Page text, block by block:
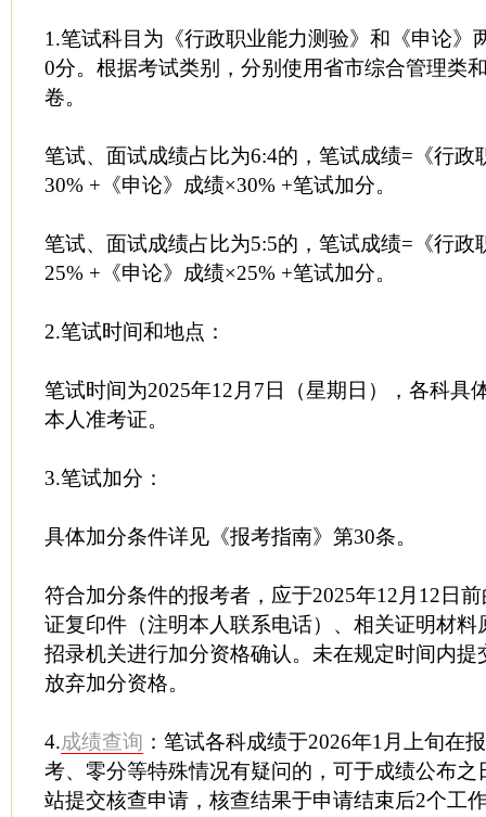
1.笔试科目为《行政职业能力测验》和《申论》
0分。根据考试类别，分别使用省市综合管理类
卷。
笔试、面试成绩占比为6:4的，笔试成绩=《行政
30% +《申论》成绩×30% +笔试加分。
笔试、面试成绩占比为5:5的，笔试成绩=《行政
25% +《申论》成绩×25% +笔试加分。
2.笔试时间和地点：
笔试时间为2025年12月7日（星期日），各科具
本人准考证。
3.笔试加分：
具体加分条件详见《报考指南》第30条。
符合加分条件的报考者，应于2025年12月12日
证复印件（注明本人联系电话）、相关证明材料
招录机关进行加分资格确认。未在规定时间内提
放弃加分资格。
4.成绩查询 ：笔试各科成绩于2026年1月上旬在
考、零分等特殊情况有疑问的，可于成绩公布之
站提交核查申请，核查结果于申请结束后2个工